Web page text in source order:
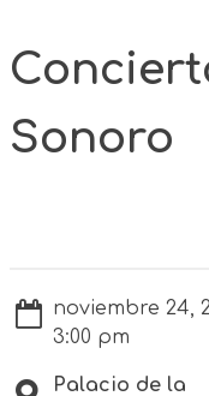
Sonoro
noviembre 24,
3:00 pm
Palacio de la